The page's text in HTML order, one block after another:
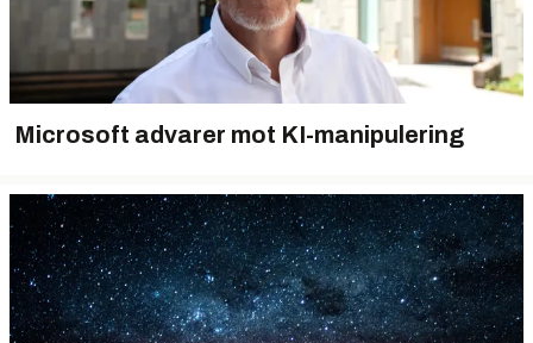
Microsoft advarer mot KI-manipulering